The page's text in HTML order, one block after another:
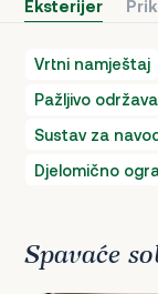
Eksterijer
Vrtni namještaj
Pažljivo
Sustav za
Djelomično
Spavaće